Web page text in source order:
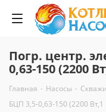
Погр. центр.
0,63-150 (2200
Главная - Насосы -
БЦП 3,5-0,63-150 (2200 Вт,1